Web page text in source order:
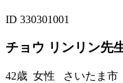
ID 330301001
チョウ リンリン先
42歳 女性 さいたま市